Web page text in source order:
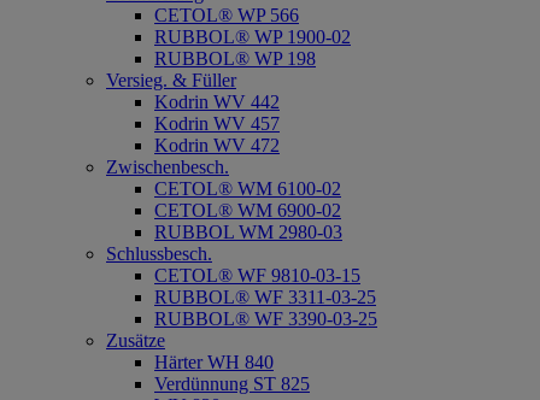
CETOL® WP 566
RUBBOL® WP 1900-02
RUBBOL® WP 198
Versieg. & Füller
Kodrin WV 442
Kodrin WV 457
Kodrin WV 472
Zwischenbesch.
CETOL® WM 6100-02
CETOL® WM 6900-02
RUBBOL WM 2980-03
Schlussbesch.
CETOL® WF 9810-03-15
RUBBOL® WF 3311-03-25
RUBBOL® WF 3390-03-25
Zusätze
Härter WH 840
Verdünnung ST 825